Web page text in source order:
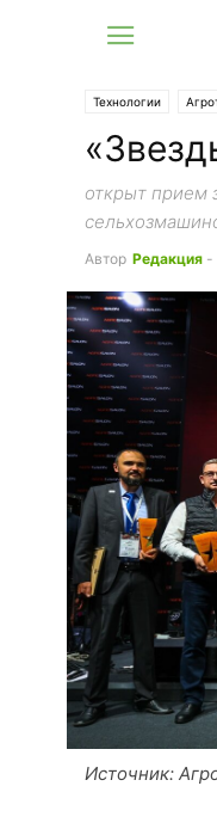
Технологии
открыт прием
Автор Редакция -
Источник: